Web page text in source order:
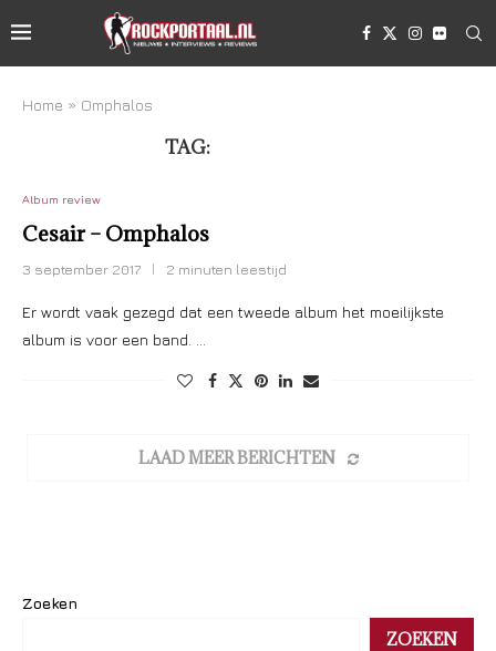
Home » Omphalos
TAG:
Album review
Cesair – Omphalos
3 september 2017 2 minuten leestijd
Er wordt vaak gezegd dat een tweede album het moeilijkste
album is voor een band. …
LAAD MEER BERICHTEN
Zoeken
ZOEKEN